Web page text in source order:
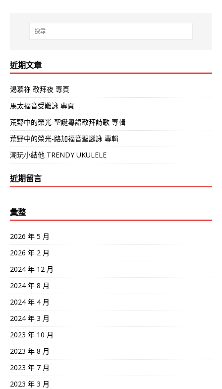
近期文章
渴慕祢 敬拜夜 專頁
馬太褔音受難詠 專頁
荒野中的榮光-聖誕粵語敬拜詩歌 專輯
荒野中的榮光-路加福音聖誕詠 專輯
潮玩小結他 TRENDY UKULELE
近期留言
彙整
2026 年 5 月
2026 年 2 月
2024 年 12 月
2024 年 8 月
2024 年 4 月
2024 年 3 月
2023 年 10 月
2023 年 8 月
2023 年 7 月
2023 年 3 月